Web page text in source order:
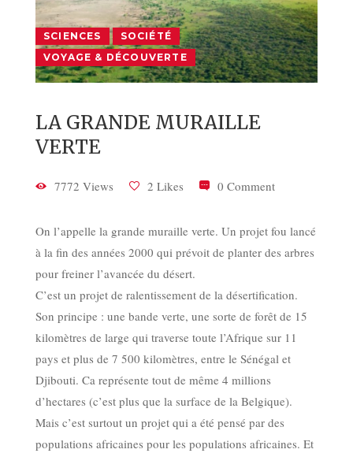
SCIENCES
SOCIÉTÉ
VOYAGE & DÉCOUVERTE
LA GRANDE MURAILLE
VERTE
7772 Views 2 Likes 0 Comment
On l’appelle la grande muraille verte. Un projet fou lancé
à la fin des années 2000 qui prévoit de planter des arbres
pour freiner l’avancée du désert.
C’est un projet de ralentissement de la désertification.
Son principe : une bande verte, une sorte de forêt de 15
kilomètres de large qui traverse toute l’Afrique sur 11
pays et plus de 7 500 kilomètres, entre le Sénégal et
Djibouti. Ca représente tout de même 4 millions
d’hectares (c’est plus que la surface de la Belgique).
Mais c’est surtout un projet qui a été pensé par des
populations africaines pour les populations africaines. Et